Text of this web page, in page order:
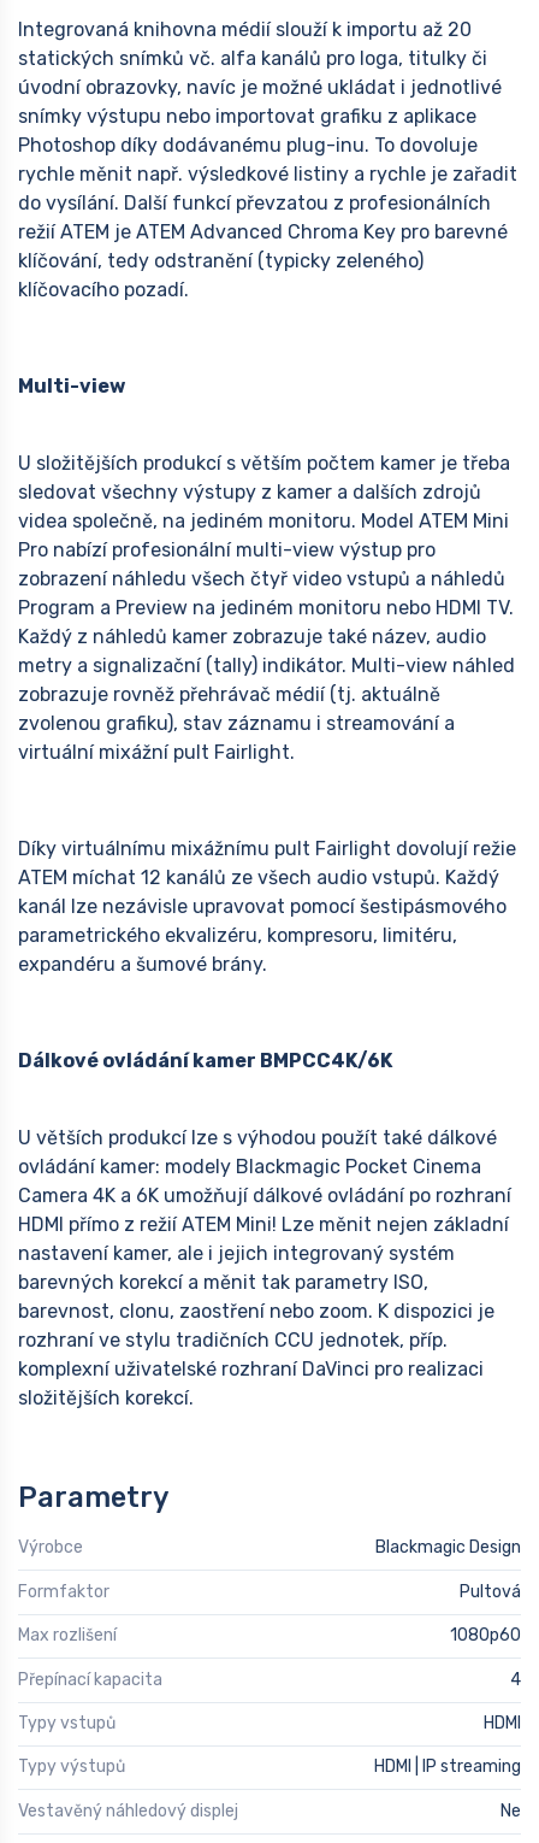
Integrovaná knihovna médií slouží k importu až 20
statických snímků vč. alfa kanálů pro loga, titulky či
úvodní obrazovky, navíc je možné ukládat i jednotlivé
snímky výstupu nebo importovat grafiku z aplikace
Photoshop díky dodávanému plug-inu. To dovoluje
rychle měnit např. výsledkové listiny a rychle je zařadit
do vysílání. Další funkcí převzatou z profesionálních
režií ATEM je ATEM Advanced Chroma Key pro barevné
klíčování, tedy odstranění (typicky zeleného)
klíčovacího pozadí.
Multi-view
U složitějších produkcí s větším počtem kamer je třeba
sledovat všechny výstupy z kamer a dalších zdrojů
videa společně, na jediném monitoru. Model ATEM Mini
Pro nabízí profesionální multi-view výstup pro
zobrazení náhledu všech čtyř video vstupů a náhledů
Program a Preview na jediném monitoru nebo HDMI TV.
Každý z náhledů kamer zobrazuje také název, audio
metry a signalizační (tally) indikátor. Multi-view náhled
zobrazuje rovněž přehrávač médií (tj. aktuálně
zvolenou grafiku), stav záznamu i streamování a
virtuální mixážní pult Fairlight.
Díky virtuálnímu mixážnímu pult Fairlight dovolují režie
ATEM míchat 12 kanálů ze všech audio vstupů. Každý
kanál lze nezávisle upravovat pomocí šestipásmového
parametrického ekvalizéru, kompresoru, limitéru,
expandéru a šumové brány.
Dálkové ovládání kamer BMPCC4K/6K
U větších produkcí lze s výhodou použít také dálkové
ovládání kamer: modely Blackmagic Pocket Cinema
Camera 4K a 6K umožňují dálkové ovládání po rozhraní
HDMI přímo z režií ATEM Mini! Lze měnit nejen základní
nastavení kamer, ale i jejich integrovaný systém
barevných korekcí a měnit tak parametry ISO,
barevnost, clonu, zaostření nebo zoom. K dispozici je
rozhraní ve stylu tradičních CCU jednotek, příp.
komplexní uživatelské rozhraní DaVinci pro realizaci
složitějších korekcí.
Parametry
Výrobce Blackmagic Design
Formfaktor Pultová
Max rozlišení 1080p60
Přepínací kapacita 4
Typy vstupů HDMI
Typy výstupů HDMI | IP streaming
Vestavěný náhledový displej Ne